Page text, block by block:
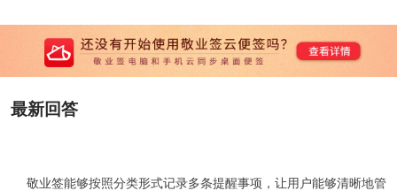
最新回答
敬业签能够按照分类形式记录多条提醒事项，让用户能够清晰地管